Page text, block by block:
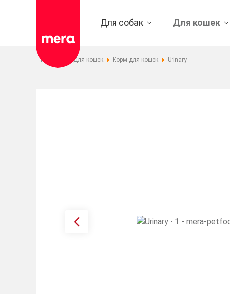
Для собак Для кошек
Главная Для кошек Корм для кошек Urinary